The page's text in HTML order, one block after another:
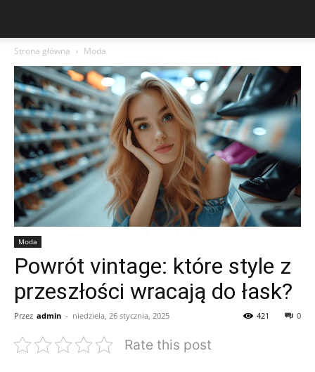
Strona główna Moda
Moda
Powrót vintage: które style z
przeszłości wracają do łask?
Przez admin - niedziela, 26 stycznia, 2025 0
421
Rate this post